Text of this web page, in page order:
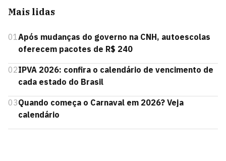
Mais lidas
01Após mudanças do governo na CNH, autoescolas
oferecem pacotes de R$ 240
02IPVA 2026: confira o calendário de vencimento de
cada estado do Brasil
03Quando começa o Carnaval em 2026? Veja
calendário